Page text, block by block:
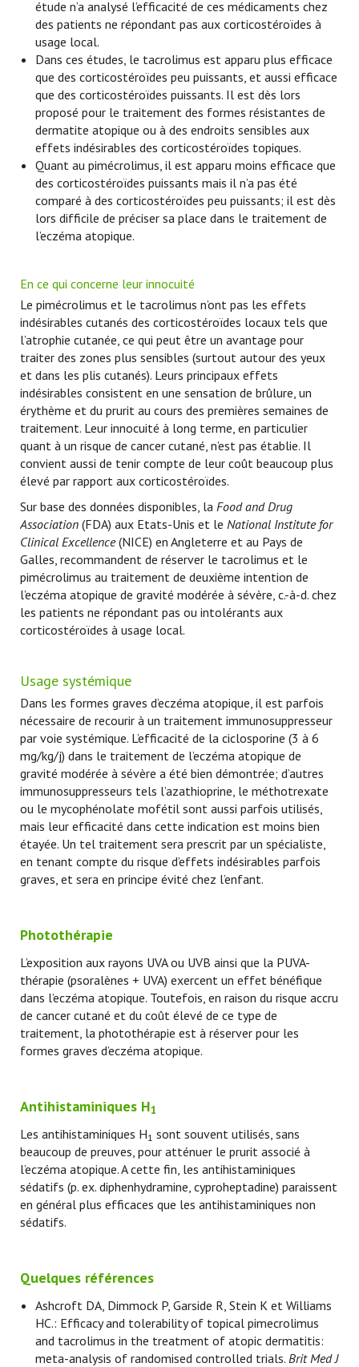
étude n’a analysé l’efficacité de ces médicaments chez
des patients ne répondant pas aux corticostéroïdes à
usage local.
Dans ces études, le tacrolimus est apparu plus efficace
que des corticostéroïdes peu puissants, et aussi efficace
que des corticostéroïdes puissants. Il est dès lors
proposé pour le traitement des formes résistantes de
dermatite atopique ou à des endroits sensibles aux
effets indésirables des corticostéroïdes topiques.
Quant au pimécrolimus, il est apparu moins efficace que
des corticostéroïdes puissants mais il n’a pas été
comparé à des corticostéroïdes peu puissants; il est dès
lors difficile de préciser sa place dans le traitement de
l’eczéma atopique.
En ce qui concerne leur innocuité
Le pimécrolimus et le tacrolimus n’ont pas les effets
indésirables cutanés des corticostéroïdes locaux tels que
l’atrophie cutanée, ce qui peut être un avantage pour
traiter des zones plus sensibles (surtout autour des yeux
et dans les plis cutanés). Leurs principaux effets
indésirables consistent en une sensation de brûlure, un
érythème et du prurit au cours des premières semaines de
traitement. Leur innocuité à long terme, en particulier
quant à un risque de cancer cutané, n’est pas établie. Il
convient aussi de tenir compte de leur coût beaucoup plus
élevé par rapport aux corticostéroïdes.
Sur base des données disponibles, la Food and Drug
Association (FDA) aux Etats-Unis et le National Institute for
Clinical Excellence(NICE) en Angleterre et au Pays de
Galles, recommandent de réserver le tacrolimus et le
pimécrolimus au traitement de deuxième intention de
l’eczéma atopique de gravité modérée à sévère, c.-à-d. chez
les patients ne répondant pas ou intolérants aux
corticostéroïdes à usage local.
Usage systémique
Dans les formes graves d’eczéma atopique, il est parfois
nécessaire de recourir à un traitement immunosuppresseur
par voie systémique. L’efficacité de la ciclosporine (3 à 6
mg/kg/j) dans le traitement de l’eczéma atopique de
gravité modérée à sévère a été bien démontrée; d’autres
immunosuppresseurs tels l’azathioprine, le méthotrexate
ou le mycophénolate mofétil sont aussi parfois utilisés,
mais leur efficacité dans cette indication est moins bien
étayée. Un tel traitement sera prescrit par un spécialiste,
en tenant compte du risque d’effets indésirables parfois
graves, et sera en principe évité chez l’enfant.
Photothérapie
L’exposition aux rayons UVA ou UVB ainsi que la PUVA-
thérapie (psoralènes + UVA) exercent un effet bénéfique
dans l’eczéma atopique. Toutefois, en raison du risque accru
de cancer cutané et du coût élevé de ce type de
traitement, la photothérapie est à réserver pour les
formes graves d’eczéma atopique.
Antihistaminiques H1
Les antihistaminiques H1 sont souvent utilisés, sans
beaucoup de preuves, pour atténuer le prurit associé à
l’eczéma atopique. A cette fin, les antihistaminiques
sédatifs (p. ex. diphenhydramine, cyproheptadine) paraissent
en général plus efficaces que les antihistaminiques non
sédatifs.
Quelques références
Ashcroft DA, Dimmock P, Garside R, Stein K et Williams
HC.: Efficacy and tolerability of topical pimecrolimus
and tacrolimus in the treatment of atopic dermatitis:
meta-analysis of randomised controlled trials.Brit Med J